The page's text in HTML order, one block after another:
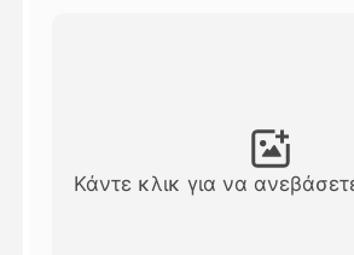
Κάντε κλικ για να